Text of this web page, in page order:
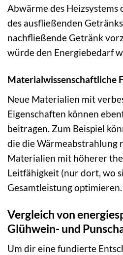
Abwärme des Heizsystems
des ausfließenden
nachfließende Getränk
würde den Energiebedarf
Materialwissenschaftliche
Neue Materialien mit
Eigenschaften können
beitragen. Zum Beispiel
die die Wärmeabstrahlung
Materialien mit höherer
Leitfähigkeit (nur dort, wo
Gesamtleistung optimieren.
Vergleich von
Glühwein- und
Um dir eine fundierte